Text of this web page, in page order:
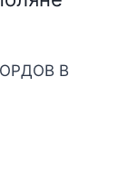
В